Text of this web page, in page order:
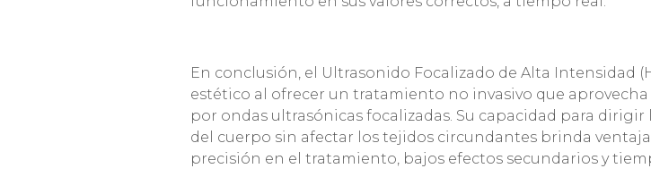
En conclusión, el Ultrasonido Focalizado de Alta Intensidad
estético al ofrecer un tratamiento no invasivo que
por ondas ultrasónicas focalizadas. Su capacidad para
del cuerpo sin afectar los tejidos circundantes brinda
precisión en el tratamiento, bajos efectos secundarios y